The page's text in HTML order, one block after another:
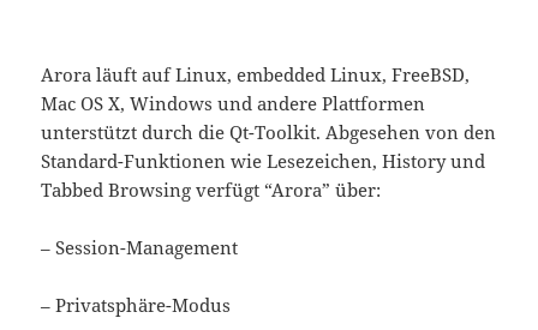
Arora läuft auf Linux, embedded Linux, FreeBSD,
Mac OS X, Windows und andere Plattformen
unterstützt durch die Qt-Toolkit. Abgesehen von den
Standard-Funktionen wie Lesezeichen, History und
Tabbed Browsing verfügt “Arora” über:
– Session-Management
– Privatsphäre-Modus